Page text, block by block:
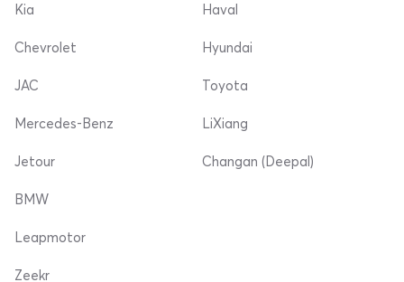
Kia
Chevrolet
Haval
Hyundai
JAC
Mercedes-Benz
Jetour
Toyota
LiXiang
Changan (Deepal)
BMW
Leapmotor
Zeekr